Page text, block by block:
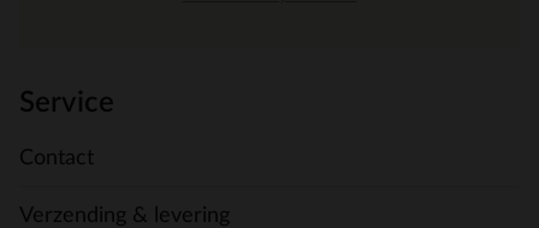
Service
Contact
Verzending & levering